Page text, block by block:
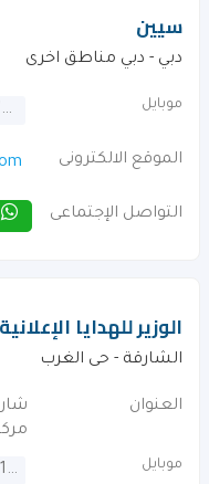
سيين
دبي - دبي مناطق اخرى
موبايل 0556799914
الموقع الالكترونى
التواصل الإجتماعى
الوزير للهدايا
الشارقة - حى الغرب
العنوان
موبايل 0562918141